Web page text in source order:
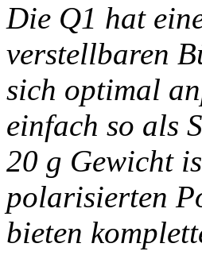
Die Q1 hat
verstellbaren
sich optimal
einfach so als
20 g Gewicht
polarisierten
bieten